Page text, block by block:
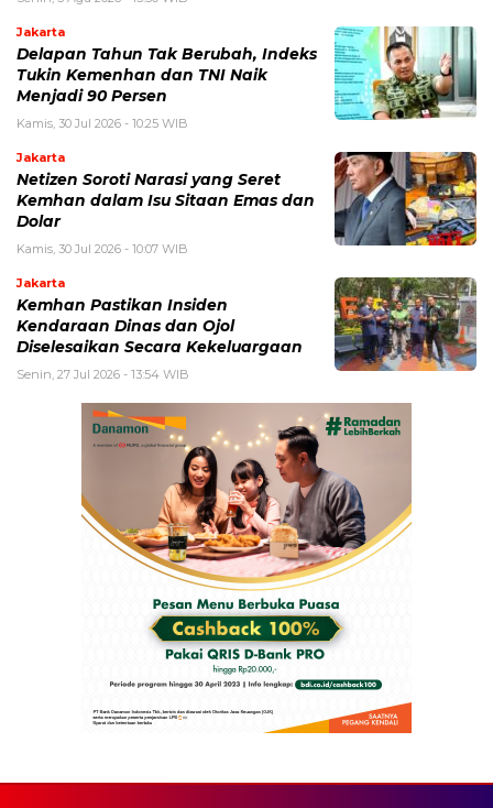
Jakarta
Delapan Tahun Tak Berubah, Indeks
Tukin Kemenhan dan TNI Naik
Menjadi 90 Persen
Kamis, 30 Jul 2026 - 10:25 WIB
Jakarta
Netizen Soroti Narasi yang Seret
Kemhan dalam Isu Sitaan Emas dan
Dolar
Kamis, 30 Jul 2026 - 10:07 WIB
Jakarta
Kemhan Pastikan Insiden
Kendaraan Dinas dan Ojol
Diselesaikan Secara Kekeluargaan
Senin, 27 Jul 2026 - 13:54 WIB